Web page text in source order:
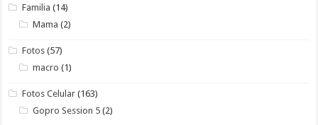
Familia (14)
Mama (2)
Fotos (57)
macro (1)
Fotos Celular (163)
Gopro Session 5 (2)